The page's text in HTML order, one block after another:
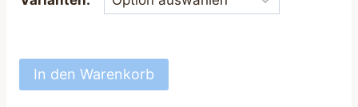
Futterbeutel
Leckerli
In den Warenkorb